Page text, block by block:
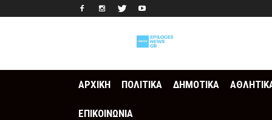
ΑΡΧΙΚΗ ΠΟΛΙΤΙΚΑ ΔΗΜΟΤΙΚΑ
ΕΠΙΚΟΙΝΩΝΙΑ